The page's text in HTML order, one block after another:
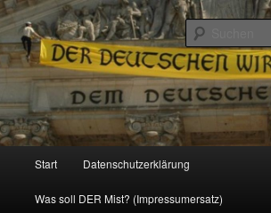
Reizzentrum
Politik, Wirtschaft, Soziales und Gesellschaft
Zum
Inhalt
Zum
sekundären
Start Datenschutzerklärung
Was soll DER Mist? (Impressumersatz)